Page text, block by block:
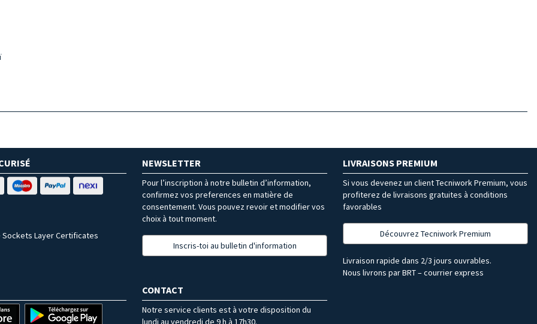
Sockets Layer Certificates
NEWSLETTER
Pour l’inscription à notre bulletin d’information,
confirmez vos preferences en matière de
consentement. Vous pouvez revoir et modifier vos
choix à tout moment.
Inscris-toi au bulletin d'information
LIVRAISONS PREMIUM
Si vous devenez un client Tecniwork Premium, vous
profiterez de livraisons gratuites à conditions
favorables
Découvrez Tecniwork Premium
Livraison rapide dans 2/3 jours ouvrables.
Nous livrons par BRT – courrier express
CONTACT
Notre service clients est à votre disposition du
lundi au vendredi de 9 h à 17h30.